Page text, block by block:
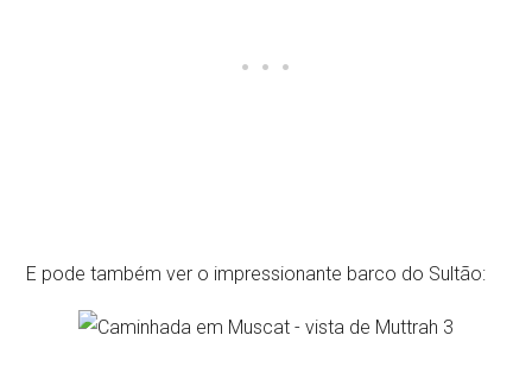
E pode também ver o impressionante barco do Sultão: